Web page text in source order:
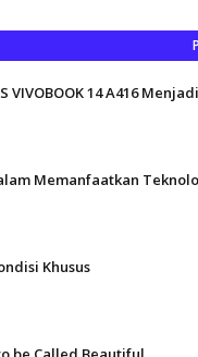
VIVOBOOK 14 A416
Memanfaatkan
Khusus